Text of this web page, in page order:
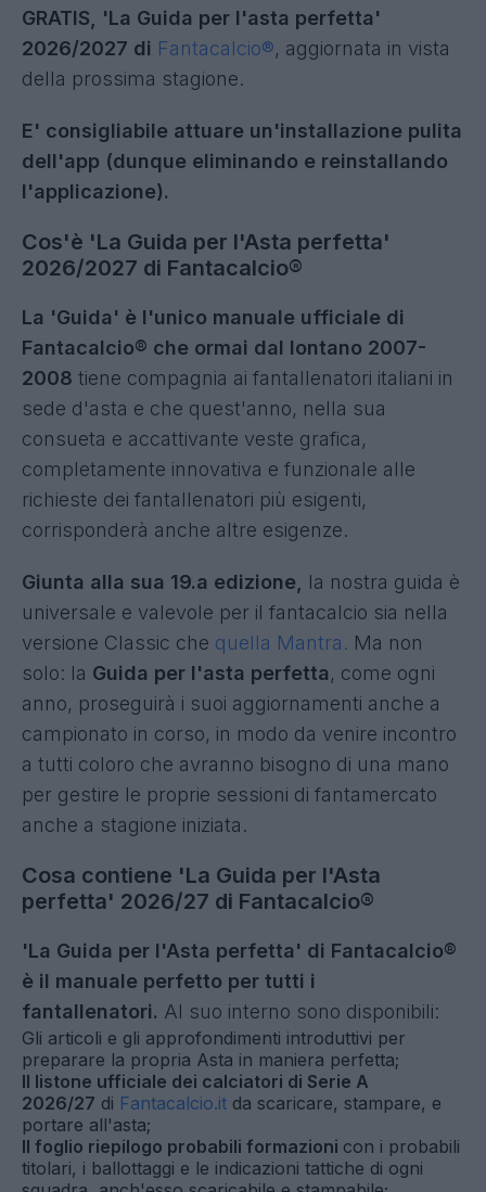
GRATIS, 'La Guida per l'asta perfetta'
2026/2027 di Fantacalcio®, aggiornata in vista
della prossima stagione.
E' consigliabile attuare un'installazione pulita
dell'app (dunque eliminando e reinstallando
l'applicazione).
Cos'è 'La Guida per l'Asta perfetta'
2026/2027 di Fantacalcio®
La 'Guida' è l'unico manuale ufficiale di
Fantacalcio® che ormai dal lontano 2007-
2008 tiene compagnia ai fantallenatori italiani in
sede d'asta e che quest'anno, nella sua
consueta e accattivante veste grafica,
completamente innovativa e funzionale alle
richieste dei fantallenatori più esigenti,
corrisponderà anche altre esigenze.
Giunta alla sua 19.a edizione,
la nostra guida è
universale e valevole per il fantacalcio sia nella
versione Classic che quella Mantra. Ma non
solo: la Guida per l'asta perfetta, come ogni
anno, proseguirà i suoi aggiornamenti anche a
campionato in corso, in modo da venire incontro
a tutti coloro che avranno bisogno di una mano
per gestire le proprie sessioni di fantamercato
anche a stagione iniziata.
Cosa contiene 'La Guida per l'Asta
perfetta' 2026/27 di Fantacalcio®
'La Guida per l'Asta perfetta' di Fantacalcio®
è il manuale perfetto per tutti i
fantallenatori. Al suo interno sono disponibili:
Gli articoli e gli approfondimenti introduttivi per
preparare la propria Asta in maniera perfetta;
Il listone ufficiale dei calciatori di Serie A
2026/27 di Fantacalcio.it da scaricare, stampare, e
portare all'asta;
Il foglio riepilogo probabili formazioni con i probabili
titolari, i ballottaggi e le indicazioni tattiche di ogni